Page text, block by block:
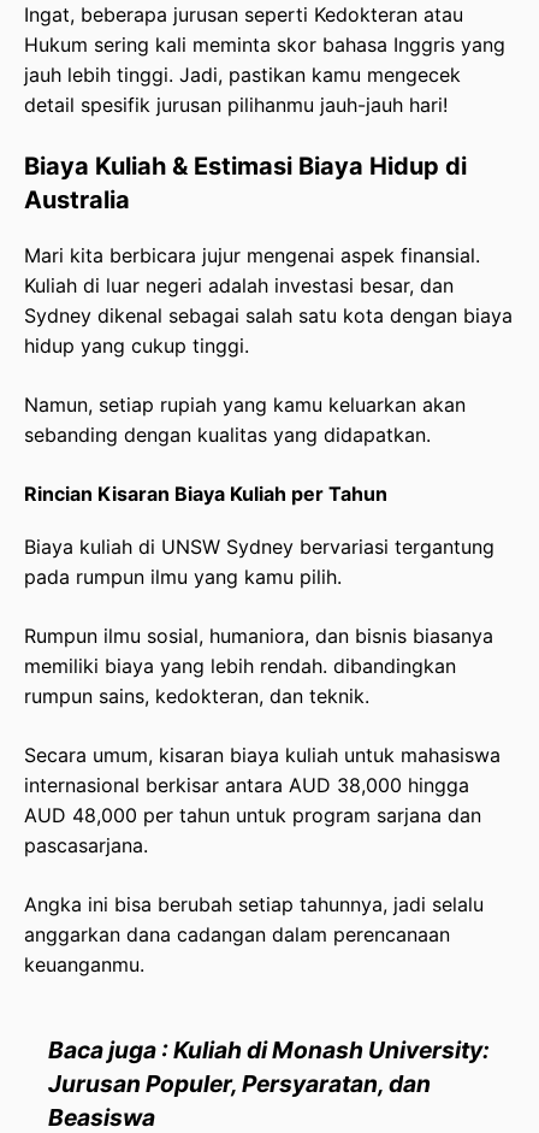
Ingat, beberapa jurusan seperti Kedokteran atau
Hukum sering kali meminta skor bahasa Inggris yang
jauh lebih tinggi. Jadi, pastikan kamu mengecek
detail spesifik jurusan pilihanmu jauh-jauh hari!
Biaya Kuliah & Estimasi Biaya Hidup di
Australia
Mari kita berbicara jujur mengenai aspek finansial.
Kuliah di luar negeri adalah investasi besar, dan
Sydney dikenal sebagai salah satu kota dengan biaya
hidup yang cukup tinggi.
Namun, setiap rupiah yang kamu keluarkan akan
sebanding dengan kualitas yang didapatkan.
Rincian Kisaran Biaya Kuliah per Tahun
Biaya kuliah di UNSW Sydney bervariasi tergantung
pada rumpun ilmu yang kamu pilih.
Rumpun ilmu sosial, humaniora, dan bisnis biasanya
memiliki biaya yang lebih rendah. dibandingkan
rumpun sains, kedokteran, dan teknik.
Secara umum, kisaran biaya kuliah untuk mahasiswa
internasional berkisar antara AUD 38,000 hingga
AUD 48,000 per tahun untuk program sarjana dan
pascasarjana.
Angka ini bisa berubah setiap tahunnya, jadi selalu
anggarkan dana cadangan dalam perencanaan
keuanganmu.
Baca juga : Kuliah di Monash University:
Jurusan Populer, Persyaratan, dan
Beasiswa